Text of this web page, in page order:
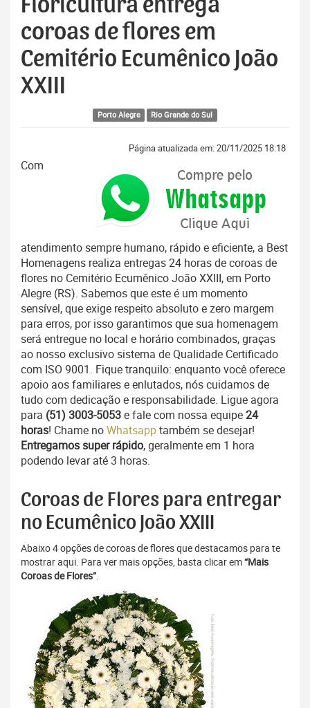
Floricultura entrega
coroas de flores em
Cemitério Ecumênico João
XXIII
Porto Alegre Rio Grande do Sul
Página atualizada em: 20/11/2025 18:18
Com
atendimento sempre humano, rápido e eficiente, a Best
Homenagens realiza entregas 24 horas de coroas de
flores no Cemitério Ecumênico João XXIII, em Porto
Alegre (RS). Sabemos que este é um momento
sensível, que exige respeito absoluto e zero margem
para erros, por isso garantimos que sua homenagem
será entregue no local e horário combinados, graças
ao nosso exclusivo sistema de Qualidade Certificado
com ISO 9001. Fique tranquilo: enquanto você oferece
apoio aos familiares e enlutados, nós cuidamos de
tudo com dedicação e responsabilidade. Ligue agora
para (51) 3003-5053e fale com nossa equipe24
horas! Chame noWhatsapptambém se desejar!
Entregamos super rápido, geralmente em 1 hora
podendo levar até 3 horas.
Coroas de Flores para entregar
no Ecumênico João XXIII
Abaixo 4 opções de coroas de flores que destacamos para te
mostrar aqui. Para ver mais opções, basta clicar em“Mais
Coroas de Flores”.